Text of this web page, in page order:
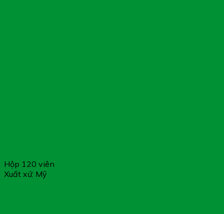
Hộp 120 viên
Xuất xứ: Mỹ